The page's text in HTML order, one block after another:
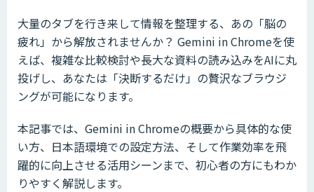
大量のタブを行き来して情報を整理する、あの「脳の
疲れ」から解放されませんか？ Gemini in Chromeを使
えば、複雑な比較検討や長大な資料の読み込みをAIに丸
投げし、あなたは「決断するだけ」の贅沢なブラウジ
ングが可能になります。
本記事では、Gemini in Chromeの概要から具体的な使
い方、日本語環境での設定方法、そして作業効率を飛
躍的に向上させる活用シーンまで、初心者の方にもわか
りやすく解説します。